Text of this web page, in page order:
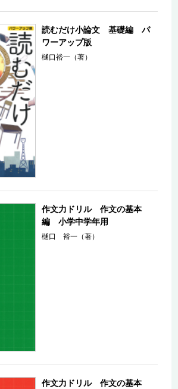
読むだけ小論文 基礎編 パ
ワーアップ版
樋口裕一（著）
作文力ドリル 作文の基本
編 小学中学年用
樋口 裕一（著）
作文力ドリル 作文の基本